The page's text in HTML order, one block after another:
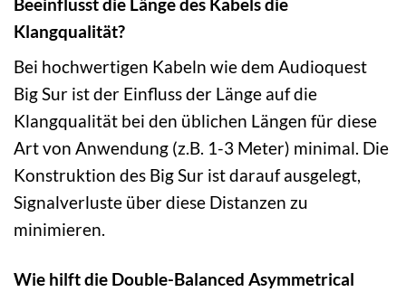
Klangqualität?
Bei hochwertigen Kabeln wie dem Audioquest
Big Sur ist der Einfluss der Länge auf die
Klangqualität bei den üblichen Längen für diese
Art von Anwendung (z.B. 1-3 Meter) minimal. Die
Konstruktion des Big Sur ist darauf ausgelegt,
Signalverluste über diese Distanzen zu
minimieren.
Wie hilft die Double-Balanced Asymmetrical